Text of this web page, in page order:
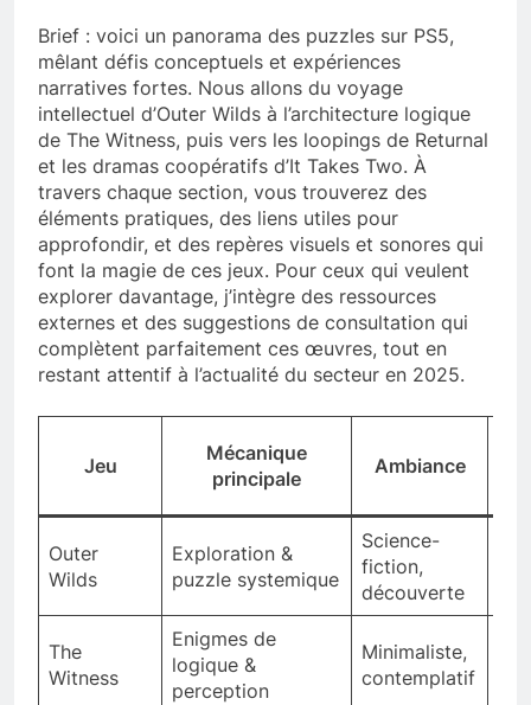
Brief : voici un panorama des puzzles sur PS5,
mêlant défis conceptuels et expériences
narratives fortes. Nous allons du voyage
intellectuel d’Outer Wilds à l’architecture logique
de The Witness, puis vers les loopings de Returnal
et les dramas coopératifs d’It Takes Two. À
travers chaque section, vous trouverez des
éléments pratiques, des liens utiles pour
approfondir, et des repères visuels et sonores qui
font la magie de ces jeux. Pour ceux qui veulent
explorer davantage, j’intègre des ressources
externes et des suggestions de consultation qui
complètent parfaitement ces œuvres, tout en
restant attentif à l’actualité du secteur en 2025.
Jeu
Mécanique
principale
Ambiance
Outer
Wilds
Exploration &
puzzle systemique
Science-
fiction,
découverte
The
Witness
Enigmes de
logique &
perception
Minimaliste,
contemplatif